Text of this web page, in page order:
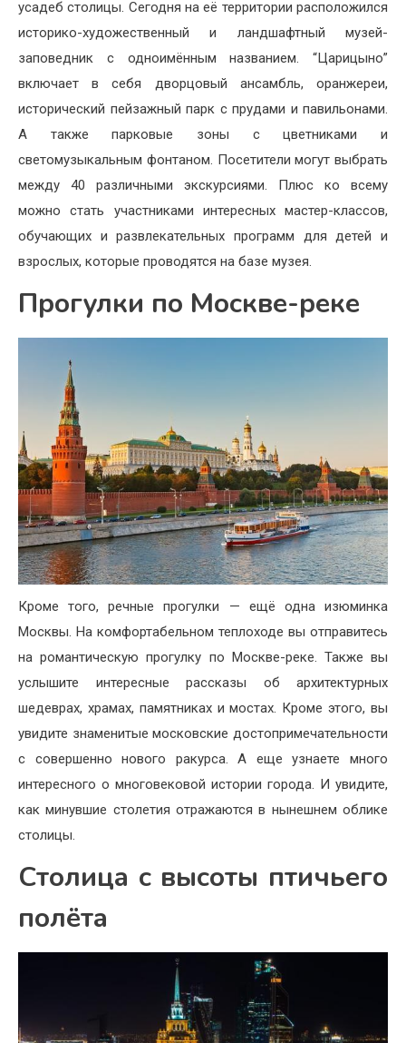
усадеб столицы. Сегодня на её территории расположился
историко-художественный и ландшафтный музей-
заповедник с одноимённым названием. “Царицыно”
включает в себя дворцовый ансамбль, оранжереи,
исторический пейзажный парк с прудами и павильонами.
А также парковые зоны с цветниками и
светомузыкальным фонтаном. Посетители могут выбрать
между 40 различными экскурсиями. Плюс ко всему
можно стать участниками интересных мастер-классов,
обучающих и развлекательных программ для детей и
взрослых, которые проводятся на базе музея.
Прогулки по Москве-реке
Кроме того, речные прогулки — ещё одна изюминка
Москвы. На комфортабельном теплоходе вы отправитесь
на романтическую прогулку по Москве-реке. Также вы
услышите интересные рассказы об архитектурных
шедеврах, храмах, памятниках и мостах. Кроме этого, вы
увидите знаменитые московские достопримечательности
с совершенно нового ракурса. А еще узнаете много
интересного о многовековой истории города. И увидите,
как минувшие столетия отражаются в нынешнем облике
столицы.
Столица с высоты птичьего
полёта